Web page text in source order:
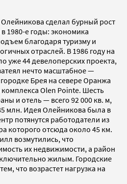
сделал бурный рост
1980-е годы: экономика
благодаря туризму и
отраслей. В 1986 году на
уже 44 девелоперских проекта,
нечто масштабное —
городке Брея на севере Оранжа
Olen Pointe. Шесть
и отель — всего 92 000 кв. м,
млн. Идея Олейникова была в
потянутся работодатели из
которого отсюда около 45 км.
возмутились, что
их недвижимости, а район
жилым. Городские
что возрастет нагрузка на